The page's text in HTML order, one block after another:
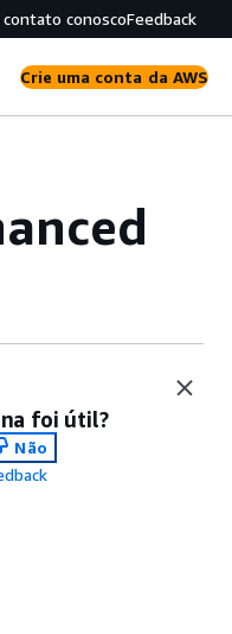
conoscoFeedback
Crie uma conta da AWS
foi útil?
Não